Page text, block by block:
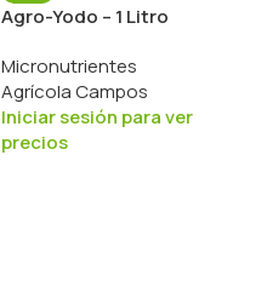
Agro-Yodo – 1 Litro
Micronutrientes
Agrícola Campos
Iniciar sesión para ver
precios